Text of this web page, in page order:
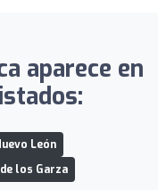
aparece en
León
los Garza